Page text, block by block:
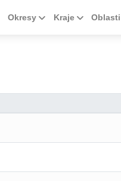
Okresy Kraje Oblasti